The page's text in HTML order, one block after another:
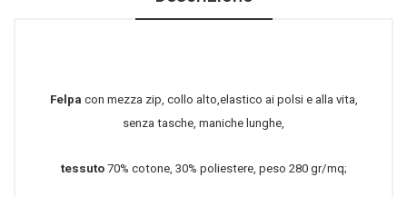
Felpa con mezza zip, collo alto,elastico ai polsi e alla vita,
senza tasche, maniche lunghe,
tessuto 70% cotone, 30% poliestere, peso 280 gr/mq;